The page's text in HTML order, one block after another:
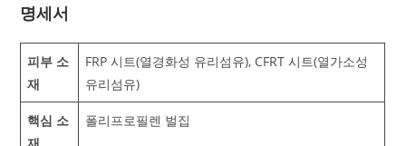
명세서
피부 소
재
FRP 시트(열경화성 유리섬유), CFRT 시트(열가소성
유리섬유)
핵심 소
폴리프로필렌 벌집